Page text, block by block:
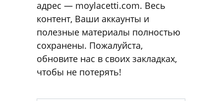
адрес — moylacetti.com. Весь
контент, Ваши аккаунты и
полезные материалы полностью
сохранены. Пожалуйста,
обновите нас в своих закладках,
чтобы не потерять!